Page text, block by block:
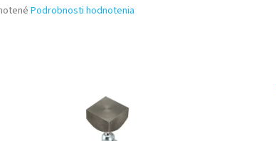
Podrobnosti hodnotenia